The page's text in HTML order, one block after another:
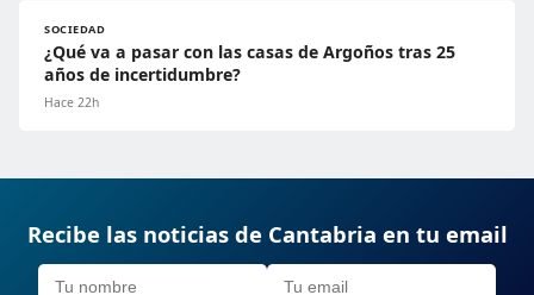
SOCIEDAD
¿Qué va a pasar con las casas de Argoños tras 25
años de incertidumbre?
Hace 22h
Recibe las noticias de Cantabria en tu email